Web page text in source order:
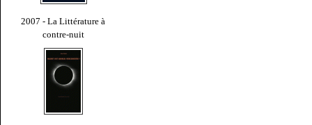
2007 - La Littérature à
contre-nuit